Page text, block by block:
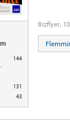
144
131
43
Bizflyer,